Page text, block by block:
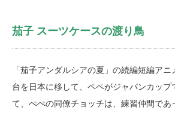
茄子 スーツケースの渡り鳥
「茄子アンダルシアの夏」の続編短編ア
台を日本に移して、ペペがジャパンカップ
て、ぺぺの同僚チョッチは、練習仲間であ